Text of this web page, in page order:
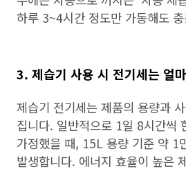
하루 3~4시간 정도만 가동해도
3. 제습기 사용 시 전기세는 얼
제습기 전기세는 제품의 용량과
집니다. 일반적으로 1일 8시간씩
가정했을 때, 15L 용량 기준 약 1
발생합니다. 에너지 효율이 높은